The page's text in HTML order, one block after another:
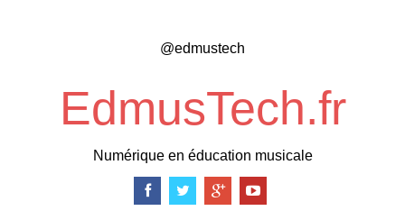
@edmustech
EdmusTech.fr
Numérique en éducation musicale